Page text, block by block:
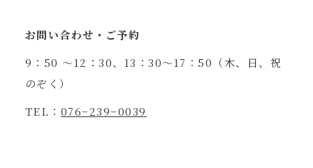
お問い合わせ・ご予約
9：50 ～12：30、13：30～17：50（木、日、祝
のぞく）
TEL： 076−239−0039